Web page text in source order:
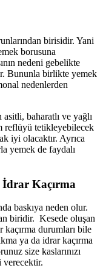
birisidir. Yani
borusuna
nedeni gebelikte
Bununla birlikte yemek
nedenlerden
baharatlı ve yağlı
reflüyü tetikleyebilecek
iyi olacaktır. Ayrıca
yemek de faydalı
Kaçırma
baskıya neden olur.
biridir. Kesede oluşan
kaçırma durumları bile
ya da idrar kaçırma
size kaslarınızı
verecektir.